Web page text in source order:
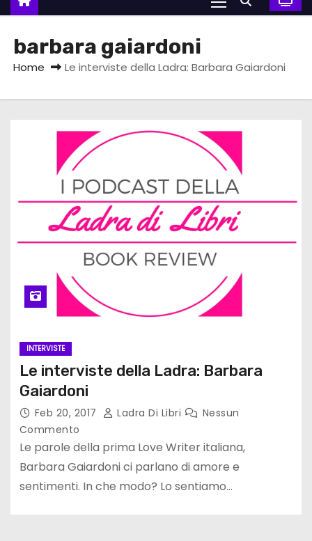
barbara gaiardoni
Home Le interviste della Ladra: Barbara Gaiardoni
INTERVISTE
Le interviste della Ladra: Barbara
Gaiardoni
Feb 20, 2017 Ladra Di Libri
Nessun
Commento
Le parole della prima Love Writer italiana,
Barbara Gaiardoni ci parlano di amore e
sentimenti. In che modo? Lo sentiamo…